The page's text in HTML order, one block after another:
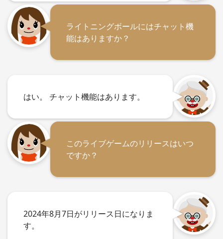
ライトニングボールにはチャット機
能はありますか？
はい。 チャット機能はあります。
このライブゲームのリリースはいつ
ですか？
2024年8月7日がリリース日になりま
す。